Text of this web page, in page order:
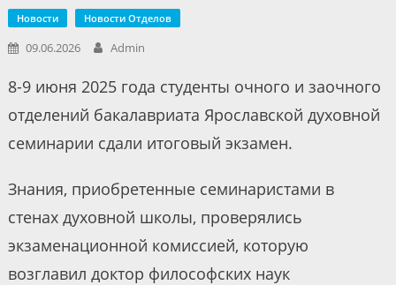
Новости Новости Отделов
09.06.2026 Admin
8-9 июня 2025 года студенты очного и заочного
отделений бакалавриата Ярославской духовной
семинарии сдали итоговый экзамен.
Знания, приобретенные семинаристами в
стенах духовной школы, проверялись
экзаменационной комиссией, которую
возглавил доктор философских наук